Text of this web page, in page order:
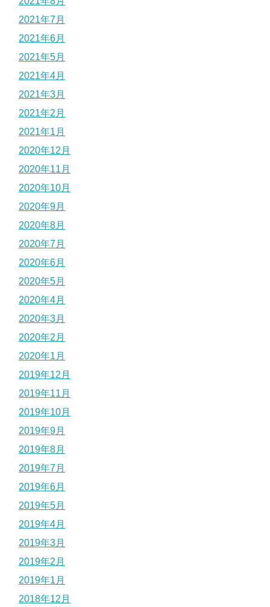
2021年7月
2021年6月
2021年5月
2021年4月
2021年3月
2021年2月
2021年1月
2020年12月
2020年11月
2020年10月
2020年9月
2020年8月
2020年7月
2020年6月
2020年5月
2020年4月
2020年3月
2020年2月
2020年1月
2019年12月
2019年11月
2019年10月
2019年9月
2019年8月
2019年7月
2019年6月
2019年5月
2019年4月
2019年3月
2019年2月
2019年1月
2018年12月